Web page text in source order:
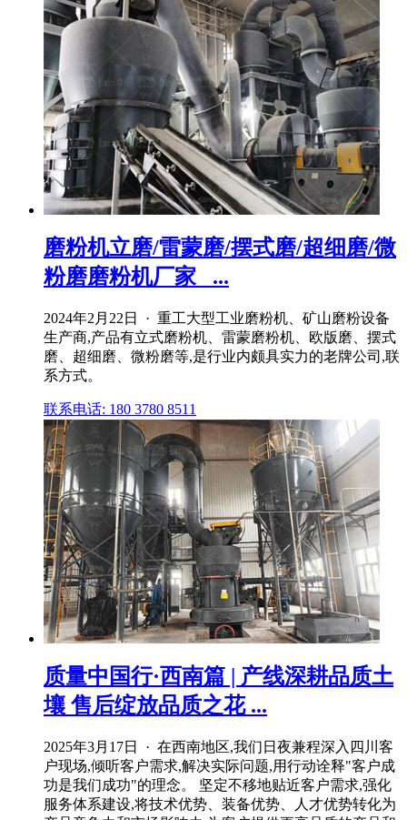
磨粉机立磨/雷蒙磨/摆式磨/超细磨/微
粉磨磨粉机厂家_ ...
2024年2月22日 · 重工大型工业磨粉机、矿山磨粉设备
生产商,产品有立式磨粉机、雷蒙磨粉机、欧版磨、摆式
磨、超细磨、微粉磨等,是行业内颇具实力的老牌公司,联
系方式。
联系电话: 180 3780 8511
质量中国行·西南篇 | 产线深耕品质土
壤 售后绽放品质之花 ...
2025年3月17日 · 在西南地区,我们日夜兼程深入四川客
户现场,倾听客户需求,解决实际问题,用行动诠释"客户成
功是我们成功"的理念。 坚定不移地贴近客户需求,强化
服务体系建设,将技术优势、装备优势、人才优势转化为